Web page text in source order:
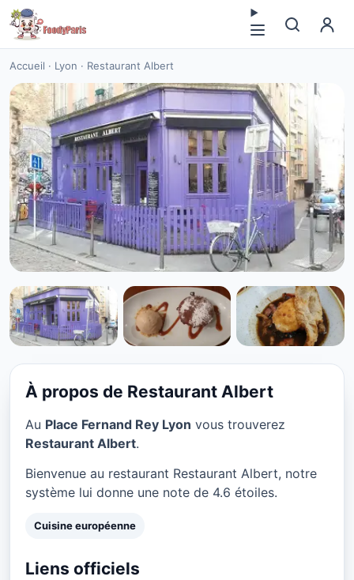
Accueil · Lyon · Restaurant Albert
CUISINE EUROPÉENNE
Restaurant Albert à Lyon
★ 4.6/5
À propos de Restaurant Albert
Au Place Fernand Rey Lyon vous trouverez
Restaurant Albert.
Bienvenue au restaurant Restaurant Albert, notre
système lui donne une note de 4.6 étoiles.
Cuisine européenne
Liens officiels